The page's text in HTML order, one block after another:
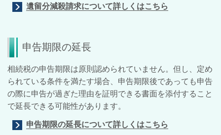
遺留分減殺請求について詳しくはこちら
申告期限の延長
相続税の申告期限は原則認められていません。但し、定め
られている条件を満たす場合、申告期限後であっても申告
の際に申告が過ぎた理由を証明できる書面を添付すること
で延長できる可能性があります。
申告期限の延長について詳しくはこちら